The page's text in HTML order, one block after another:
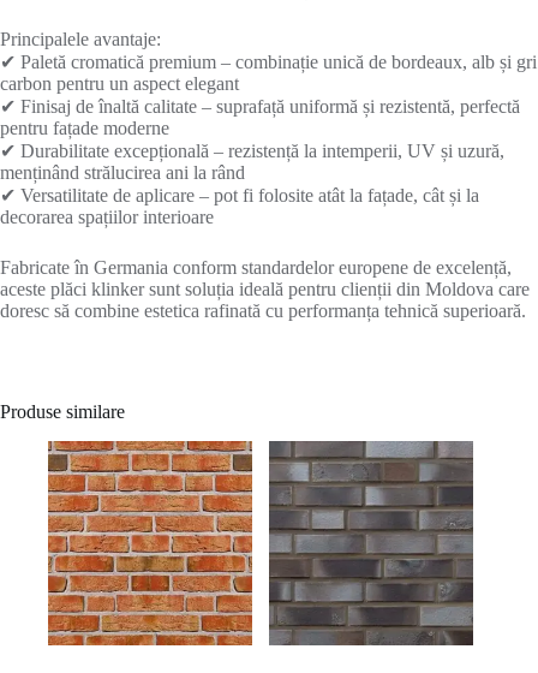
Principalele avantaje:
✔ Paletă cromatică premium – combinație unică de bordeaux, alb și gri
carbon pentru un aspect elegant
✔ Finisaj de înaltă calitate – suprafață uniformă și rezistentă, perfectă
pentru fațade moderne
✔ Durabilitate excepțională – rezistență la intemperii, UV și uzură,
menținând strălucirea ani la rând
✔ Versatilitate de aplicare – pot fi folosite atât la fațade, cât și la
decorarea spațiilor interioare
Fabricate în Germania conform standardelor europene de excelență,
aceste plăci klinker sunt soluția ideală pentru clienții din Moldova care
doresc să combine estetica rafinată cu performanța tehnică superioară.
Produse similare